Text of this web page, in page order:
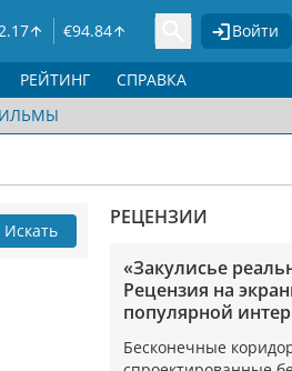
€94.84 Войти
РЕЙТИНГ СПРАВКА
Искать
РЕЦЕНЗИИ
«Закулисье
Рецензия на
популярной
Бесконечные